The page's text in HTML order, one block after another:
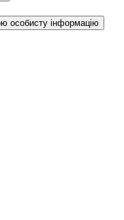
особисту інформацію